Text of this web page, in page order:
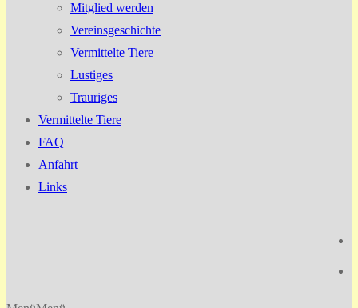
Mitglied werden
Vereinsgeschichte
Vermittelte Tiere
Lustiges
Trauriges
Vermittelte Tiere
FAQ
Anfahrt
Links